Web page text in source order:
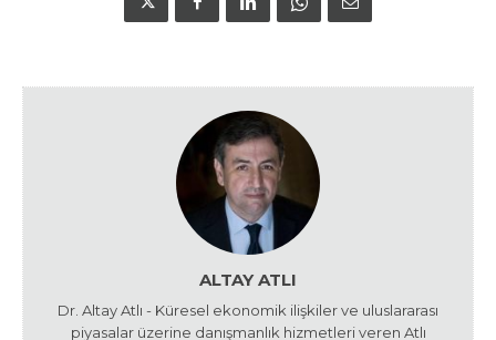
ALTAY ATLI
Dr. Altay Atlı - Küresel ekonomik ilişkiler ve uluslararası
piyasalar üzerine danışmanlık hizmetleri veren Atlı